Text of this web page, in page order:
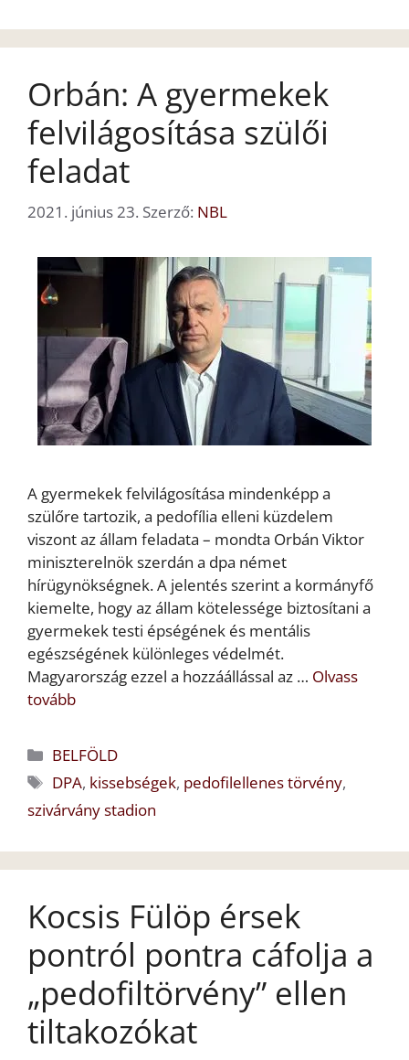
Orbán: A gyermekek
felvilágosítása szülői
feladat
2021. június 23. Szerző: NBL
A gyermekek felvilágosítása mindenképp a
szülőre tartozik, a pedofília elleni küzdelem
viszont az állam feladata – mondta Orbán Viktor
miniszterelnök szerdán a dpa német
hírügynökségnek. A jelentés szerint a kormányfő
kiemelte, hogy az állam kötelessége biztosítani a
gyermekek testi épségének és mentális
egészségének különleges védelmét.
Magyarország ezzel a hozzáállással az … Olvass
tovább
Kategória
BELFÖLD
Címkék
DPA, kissebségek, pedofilellenes törvény,
szivárvány stadion
Kocsis Fülöp érsek
pontról pontra cáfolja a
„pedofiltörvény” ellen
tiltakozókat